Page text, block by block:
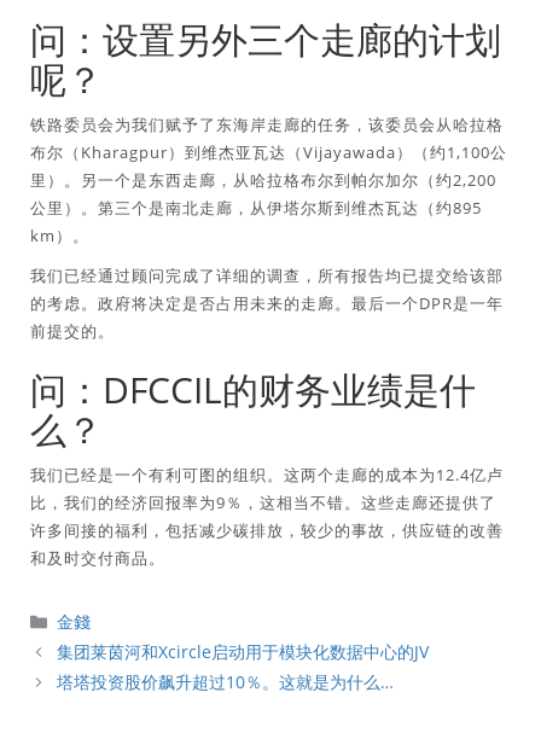
问：设置另外三个走廊的计划
呢？
铁路委员会为我们赋予了东海岸走廊的任务，该委员会从哈拉格
布尔（Kharagpur）到维杰亚瓦达（Vijayawada）（约1,100公
里）。另一个是东西走廊，从哈拉格布尔到帕尔加尔（约2,200
公里）。第三个是南北走廊，从伊塔尔斯到维杰瓦达（约895
km）。
我们已经通过顾问完成了详细的调查，所有报告均已提交给该部
的考虑。政府将决定是否占用未来的走廊。最后一个DPR是一年
前提交的。
问：DFCCIL的财务业绩是什
么？
我们已经是一个有利可图的组织。这两个走廊的成本为12.4亿卢
比，我们的经济回报率为9％，这相当不错。这些走廊还提供了
许多间接的福利，包括减少碳排放，较少的事故，供应链的改善
和及时交付商品。
分
類
金錢
集团莱茵河和Xcircle启动用于模块化数据中心的JV
塔塔投资股价飙升超过10％。这就是为什么…